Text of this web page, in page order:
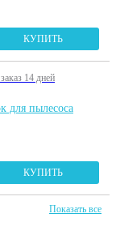
КУПИТЬ
14 дней
для пылесоса
КУПИТЬ
Показать все